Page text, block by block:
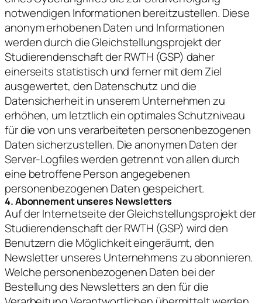
notwendigen Informationen bereitzustellen. Diese
anonym erhobenen Daten und Informationen
werden durch die Gleichstellungsprojekt der
Studierendenschaft der RWTH (GSP) daher
einerseits statistisch und ferner mit dem Ziel
ausgewertet, den Datenschutz und die
Datensicherheit in unserem Unternehmen zu
erhöhen, um letztlich ein optimales Schutzniveau
für die von uns verarbeiteten personenbezogenen
Daten sicherzustellen. Die anonymen Daten der
Server-Logfiles werden getrennt von allen durch
eine betroffene Person angegebenen
personenbezogenen Daten gespeichert.
4. Abonnement unseres Newsletters
Auf der Internetseite der Gleichstellungsprojekt der
Studierendenschaft der RWTH (GSP) wird den
Benutzern die Möglichkeit eingeräumt, den
Newsletter unseres Unternehmens zu abonnieren.
Welche personenbezogenen Daten bei der
Bestellung des Newsletters an den für die